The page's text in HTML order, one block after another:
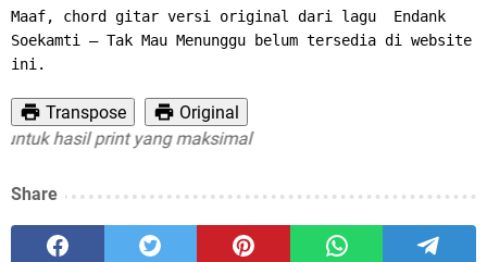
Maaf, chord gitar versi original dari lagu  Endank
Soekamti – Tak Mau Menunggu belum tersedia di website
ini.
Transpose
Original
hasil print yang maksimal
Share